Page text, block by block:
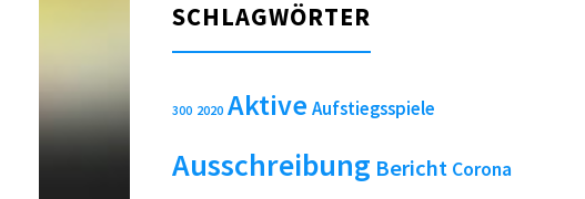
SCHLAGWÖRTER
300 2020 Aktive Aufstiegsspiele
Ausschreibung Bericht Corona